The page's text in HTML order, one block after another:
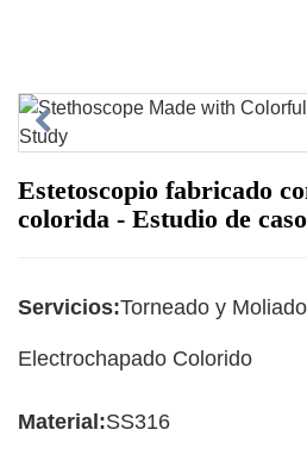
Estetoscopio fabricado
colorida - Estudio de caso
Servicios:Torneado y
Electrochapado Colorido
Material:SS316